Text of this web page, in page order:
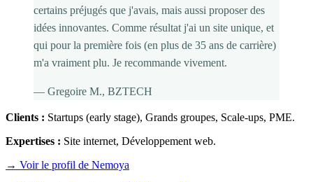
certains préjugés que j'avais, mais aussi proposer des
idées innovantes. Comme résultat j'ai un site unique, et
qui pour la première fois (en plus de 35 ans de carrière)
m'a vraiment plu. Je recommande vivement.
— Gregoire M., BZTECH
Clients : Startups (early stage), Grands groupes, Scale-ups, PME.
Expertises : Site internet, Développement web.
→ Voir le profil de Nemoya